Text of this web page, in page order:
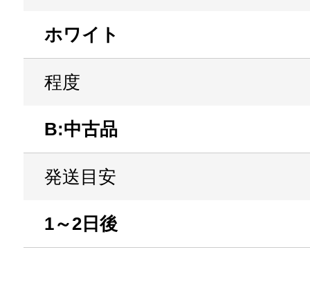
ホワイト
程度
B:中古品
発送目安
1～2日後